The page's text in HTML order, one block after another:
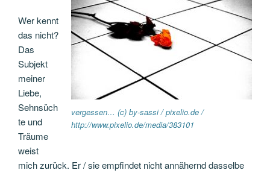
vergessen… (c) by-sassi / pixelio.de /
http://www.pixelio.de/media/383101
Wer kennt
das nicht?
Das
Subjekt
meiner
Liebe,
Sehnsüch
te und
Träume
weist
mich zurück. Er / sie empfindet nicht annähernd dasselbe